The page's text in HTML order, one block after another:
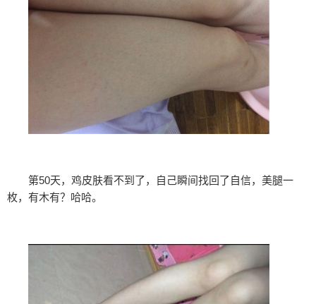
第50天，鸡皮肤看不到了，自己瞬间找回了自信，美腿一
枚，有木有？哈哈。